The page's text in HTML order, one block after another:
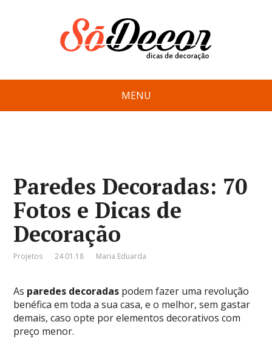
MENU
Paredes Decoradas: 70
Fotos e Dicas de
Decoração
Projetos 24.01.18 Maria Eduarda
As paredes decoradas podem fazer uma revolução
benéfica em toda a sua casa, e o melhor, sem gastar
demais, caso opte por elementos decorativos com
preço menor.